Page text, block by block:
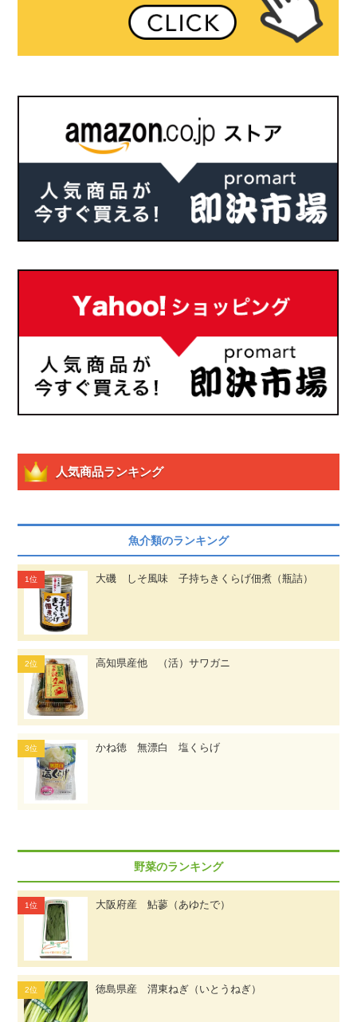
人気商品ランキング
魚介類のランキング
大磯 しそ風味 子持ちきくらげ佃煮（瓶詰）
高知県産他 （活）サワガニ
かね徳 無漂白 塩くらげ
野菜のランキング
大阪府産 鮎蓼（あゆたで）
徳島県産 渭東ねぎ（いとうねぎ）